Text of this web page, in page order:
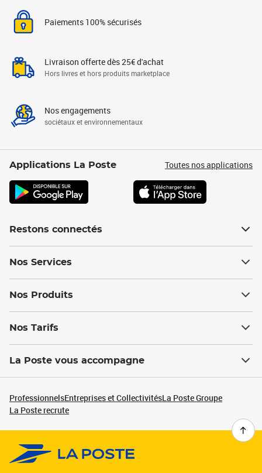
Paiements 100% sécurisés
Livraison offerte dès 25€ d'achat
Hors livres et hors produits marketplace
Nos engagements
sociétaux et environnementaux
Applications La Poste Toutes nos applications
Restons connectés
Nos Services
Nos Produits
Nos Tarifs
La Poste vous accompagne
ProfessionnelsEntreprises et CollectivitésLa Poste Groupe
La Poste recrute